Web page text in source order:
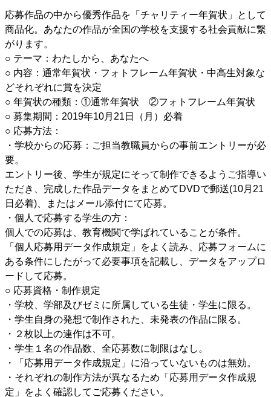
応募作品の中から優秀作品を「チャリティー年賀状」として
商品化。あなたの作品が全国の学校を支援する社会貢献に繋
がります。
○ テーマ：わたしから、あなたへ
○ 内容：通常年賀状・フォトフレーム年賀状・中高生対象な
どそれぞれに賞を決定
○ 年賀状の種類：①通常年賀状 ②フォトフレーム年賀状
○ 募集期間：2019年10月21日（月）必着
○ 応募方法：
・学校からの応募：ご担当教職員からの事前エントリーが必
要。
エントリー後、学生が規定にそって制作できるようご指導い
ただき、完成した作品データをまとめてDVDで郵送(10月21
日必着)、またはメール添付にて応募。
・個人で応募する学生の方：
個人での応募は、教育機関で学ばれていることが条件。
「個人応募用データ作成規定」をよく読み、応募フォームに
ある条件にしたがって必要事項を記載し、データをアップロ
ードして応募。
○ 応募資格・制作規定
・学校、学部及びゼミに所属している生徒・学生に限る。
・学生自身の発想で制作された、未発表の作品に限る。
・２枚以上の連作は不可。
・学生１名の作品数、全応募数に制限はなし。
・「応募用データ作成規定」に沿っていないものは無効。
・それぞれの制作方法が異なるため「応募用データ作成規
定」をよく確認してご応募ください。